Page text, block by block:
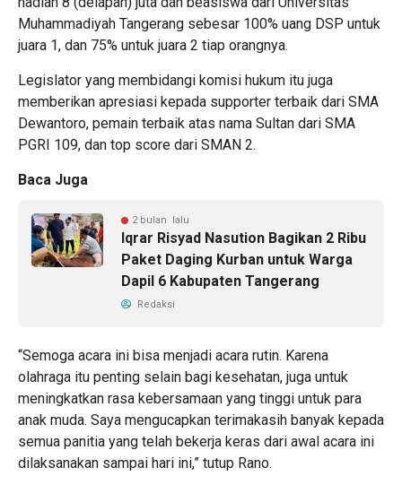
Muhammadiyah Tangerang sebesar 100% uang DSP untuk
juara 1, dan 75% untuk juara 2 tiap orangnya.
Legislator yang membidangi komisi hukum itu juga
memberikan apresiasi kepada supporter terbaik dari SMA
Dewantoro, pemain terbaik atas nama Sultan dari SMA
PGRI 109, dan top score dari SMAN 2.
Baca Juga
2 bulan lalu
Iqrar Risyad Nasution Bagikan 2 Ribu
Paket Daging Kurban untuk Warga
Dapil 6 Kabupaten Tangerang
Redaksi
“Semoga acara ini bisa menjadi acara rutin. Karena
olahraga itu penting selain bagi kesehatan, juga untuk
meningkatkan rasa kebersamaan yang tinggi untuk para
anak muda. Saya mengucapkan terimakasih banyak kepada
semua panitia yang telah bekerja keras dari awal acara ini
dilaksanakan sampai hari ini,” tutup Rano.